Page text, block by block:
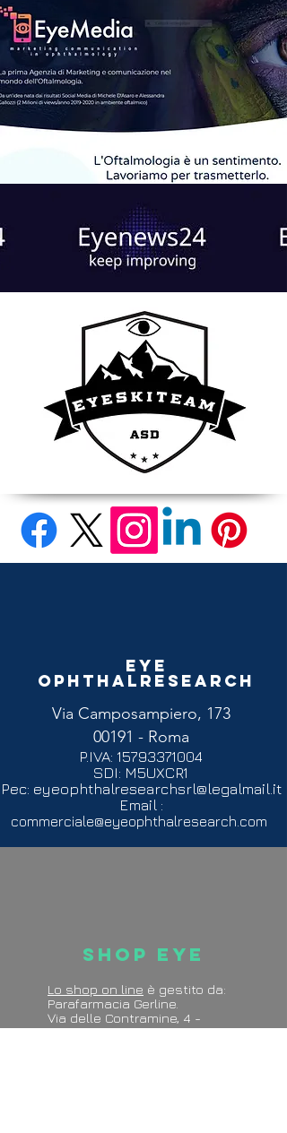
Eye
Ophthalresearch
Via Camposampiero, 173
00191 - Roma
P.IVA: 15793371004
SDI: M5UXCR1
Pec: eyeophthalresearchsrl@legalmail.it
Email :
commerciale@eyeophthalresearch.com
Shop Eye
Lo shop on line è gestito da:
Parafarmacia Gerline.
Via delle Contramine, 4 -
Pesaro